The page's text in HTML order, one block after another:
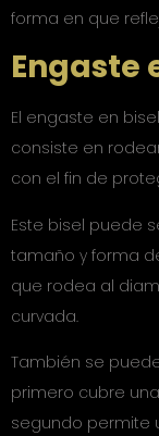
forma en que
Engaste
El engaste en
consiste en
con el fin de
Este bisel puede
tamaño y forma
que rodea al
curvada.
También se
primero cubre
segundo permite